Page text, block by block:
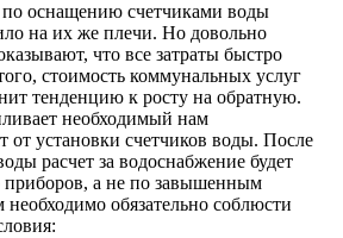
оснащению счетчиками воды
на их же плечи. Но довольно
что все затраты быстро
стоимость коммунальных услуг
тенденцию к росту на обратную.
необходимый нам
от установки счетчиков воды. После
расчет за водоснабжение будет
приборов, а не по завышенным
обязательно соблюсти